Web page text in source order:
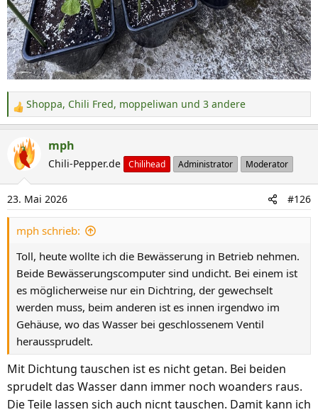
R
e
a
k
i
o
n
e
n
Shoppa, Chili Fred, moppeliwan und 3 andere
mph
Chili-Pepper.de Chilihead Administrator Moderator
23. Mai 2026 #126
mph schrieb:
Toll, heute wollte ich die Bewässerung in Betrieb nehmen.
Beide Bewässerungscomputer sind undicht. Bei einem ist
es möglicherweise nur ein Dichtring, der gewechselt
werden muss, beim anderen ist es innen irgendwo im
Gehäuse, wo das Wasser bei geschlossenem Ventil
heraussprudelt.
Mit Dichtung tauschen ist es nicht getan. Bei beiden
sprudelt das Wasser dann immer noch woanders raus.
Die Teile lassen sich auch nicnt tauschen. Damit kann ich